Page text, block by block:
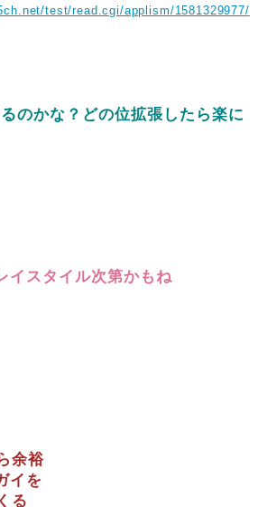
test/read.cgi/applism/1581329977/
のかな？どの位拡張したら楽に
イスタイル次第かもね
余裕
イを
る